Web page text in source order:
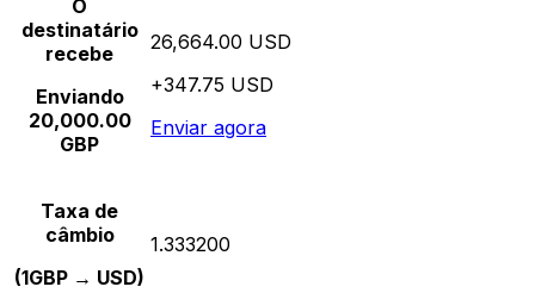
O
destinatário
recebe
Enviando
20,000.00
GBP
26,664.00 USD
+347.75 USD
Enviar agora
Taxa de
câmbio
(1GBP → USD)
1.333200